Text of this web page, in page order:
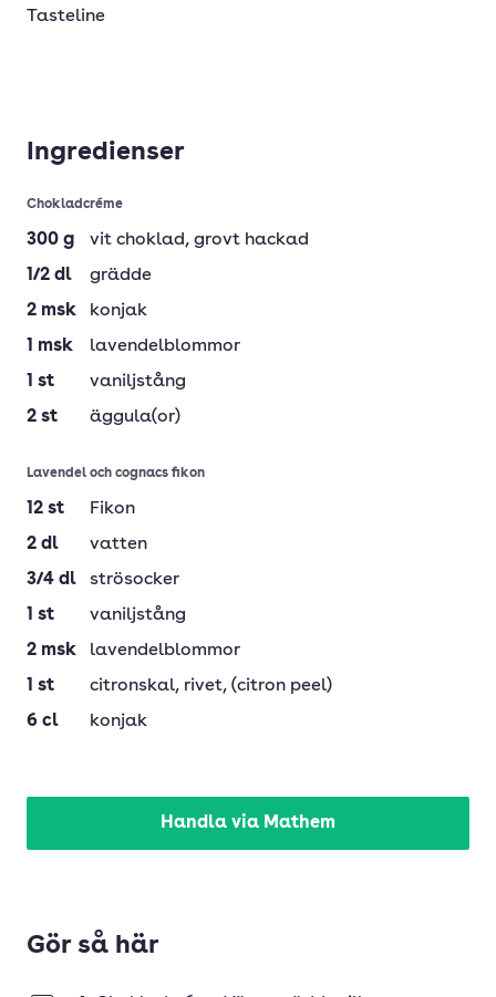
Tasteline
Ingredienser
Chokladcréme
300 g vit choklad, grovt hackad
1/2 dl
grädde
2 msk
konjak
1 msk
lavendelblommor
1 st
vaniljstång
2 st äggula(or)
Lavendel och cognacs fikon
12 st
Fikon
2 dl
vatten
3/4 dl
strösocker
1 st
vaniljstång
2 msk
lavendelblommor
1 st citronskal, rivet, (citron peel)
6 cl konjak
Handla via Mathem
Gör så här